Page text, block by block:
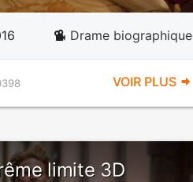
Drame biographique
VOIR PLUS
limite 3D